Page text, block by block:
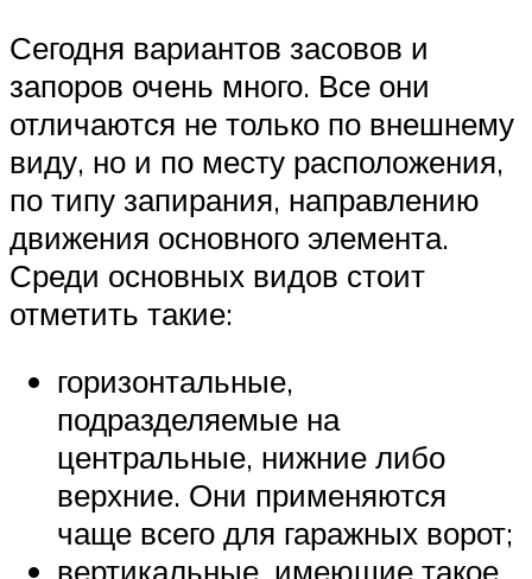
Сегодня вариантов засовов и
запоров очень много. Все они
отличаются не только по внешнему
виду, но и по месту расположения,
по типу запирания, направлению
движения основного элемента.
Среди основных видов стоит
отметить такие:
горизонтальные,
подразделяемые на
центральные, нижние либо
верхние. Они применяются
чаще всего для гаражных ворот;
вертикальные, имеющие такое